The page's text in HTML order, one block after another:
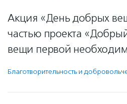
Акция «День добрых
частью проекта
вещи первой
Благотвори­тель­ность и